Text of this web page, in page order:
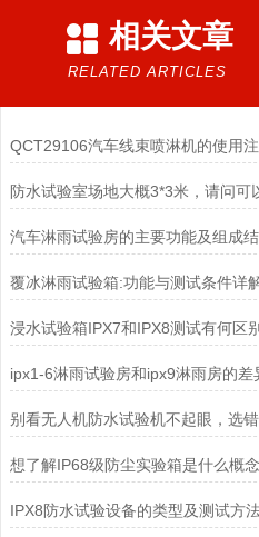
相关文章
RELATED ARTICLES
汽车淋雨试验房的主要功能及组成
覆冰淋雨试验箱:功能与测试条件详
浸水试验箱IPX7和IPX8测试有何区
别看
想了解IP68级防尘实验箱是什么概
IPX8防水试验设备的类型及测试方